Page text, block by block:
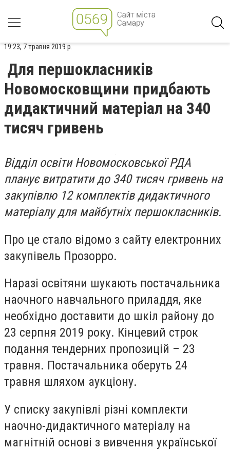
19:23, 7 травня 2019 р.
Для першокласників
Новомосковщини придбають
дидактичний матеріал на 340
тисяч гривень
Відділ освіти Новомосковської РДА
планує витратити до 340 тисяч гривень на
закупівлю 12 комплектів дидактичного
матеріалу для майбутніх першокласників.
Про це стало відомо з сайту електронних
закупівель Прозорро.
Наразі освітяни шукають постачальника
наочного навчального приладдя, яке
необхідно доставити до шкіл району до
23 серпня 2019 року. Кінцевий строк
подання тендерних пропозицій – 23
травня. Постачальника оберуть 24
травня шляхом аукціону.
У списку закупівлі різні комплекти
наочно-дидактичного матеріалу на
магнітній основі з вивчення української